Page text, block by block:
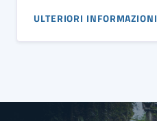
ULTERIORI INFORMAZIONI